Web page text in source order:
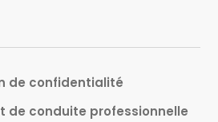
de confidentialité
de conduite professionnelle